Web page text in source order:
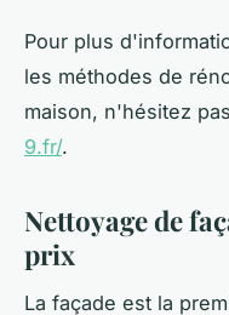
Pour plus
les méthodes de
maison, n'hésitez
9.fr/.
Nettoyage de
prix
La façade est la